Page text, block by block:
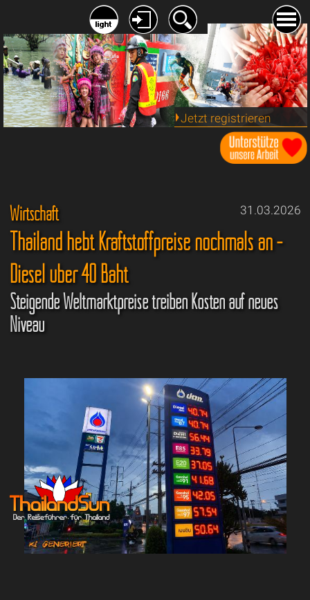
Jetzt registrieren
31.03.2026
Wirtschaft
Thailand hebt Kraftstoffpreise nochmals an -
Diesel über 40 Baht
Steigende Weltmarktpreise treiben Kosten auf neues
Niveau